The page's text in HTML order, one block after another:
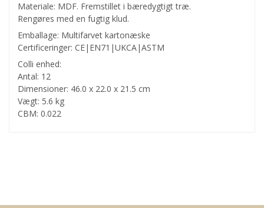
Materiale: MDF. Fremstillet i bæredygtigt træ.
Rengøres med en fugtig klud.
Emballage: Multifarvet kartonæske
Certificeringer: CE|EN71|UKCA|ASTM
Colli enhed:
Antal: 12
Dimensioner: 46.0 x 22.0 x 21.5 cm
Vægt: 5.6 kg
CBM: 0.022